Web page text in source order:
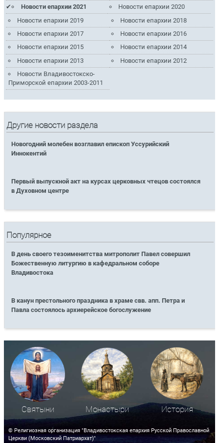
Новости епархии 2021
Новости епархии 2020
Новости епархии 2019
Новости епархии 2018
Новости епархии 2017
Новости епархии 2016
Новости епархии 2015
Новости епархии 2014
Новости епархии 2013
Новости епархии 2012
Новости Владивостокско-
Приморской епархии 2003-2011
Другие новости раздела
Новогодний молебен возглавил епископ Уссурийский
Иннокентий
Первый выпускной акт на курсах церковных чтецов состоялся
в Духовном центре
Популярное
В день своего тезоименитства митрополит Павел совершил
Божественную литургию в кафедральном соборе
Владивостока
В канун престольного праздника в храме свв. апп. Петра и
Павла состоялось архиерейское богослужение
Святыни Монастыри История
© Религиозная организация "Владивостокская епархия Русской Православной
Церкви (Московский Патриархат)"